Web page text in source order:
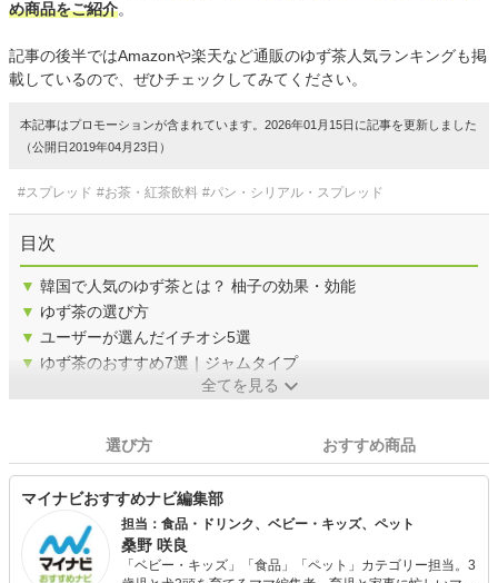
め商品をご紹介。
記事の後半ではAmazonや楽天など通販のゆず茶人気ランキングも掲
載しているので、ぜひチェックしてみてください。
本記事はプロモーションが含まれています。2026年01月15日に記事を更新しました
（公開日2019年04月23日）
#スプレッド #お茶・紅茶飲料 #パン・シリアル・スプレッド
目次
▼ 韓国で人気のゆず茶とは？ 柚子の効果・効能
▼ ゆず茶の選び方
▼ ユーザーが選んだイチオシ5選
▼ ゆず茶のおすすめ7選｜ジャムタイプ
全てを見る
選び方 おすすめ商品
マイナビおすすめナビ編集部
担当：食品・ドリンク、ベビー・キッズ、ペット
桑野 咲良
「ベビー・キッズ」「食品」「ペット」カテゴリー担当。3